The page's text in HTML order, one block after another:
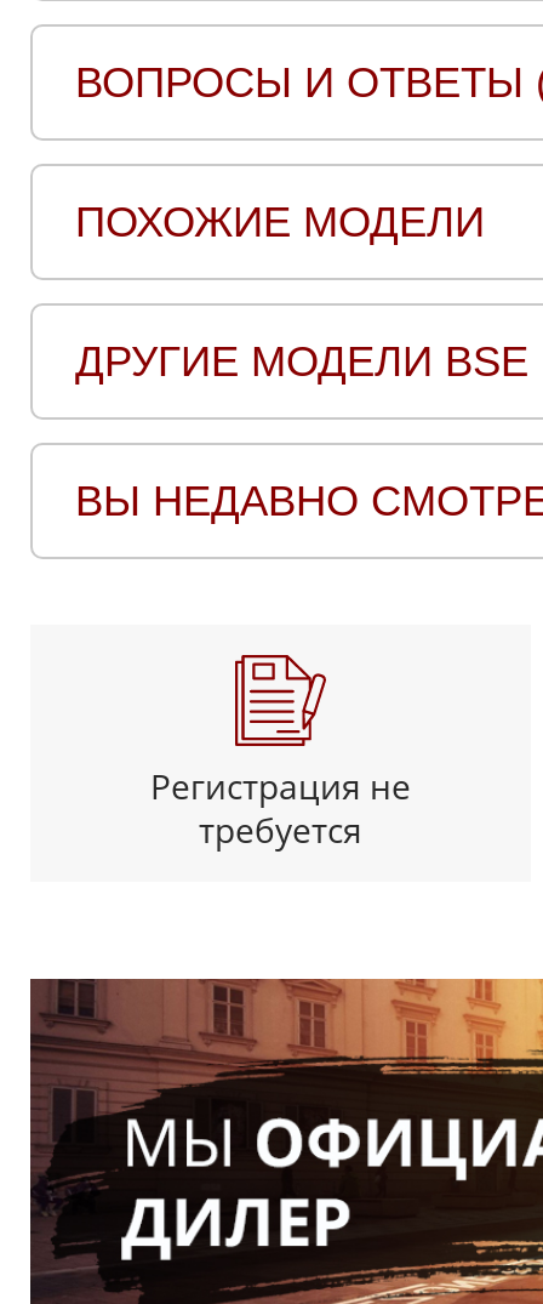
ВОПРОСЫ И ОТВЕТЫ
ПОХОЖИЕ МОДЕЛИ
ДРУГИЕ МОДЕЛИ BSE
ВЫ НЕДАВНО
Регистрация не
требуется